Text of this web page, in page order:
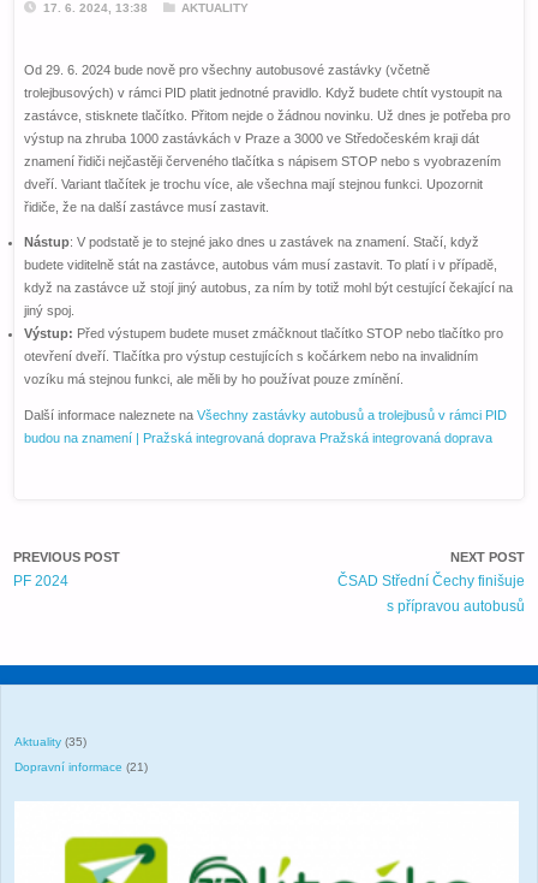
17. 6. 2024, 13:38 AKTUALITY
Od 29. 6. 2024 bude nově pro všechny autobusové zastávky (včetně
trolejbusových) v rámci PID platit jednotné pravidlo. Když budete chtít vystoupit na
zastávce, stisknete tlačítko. Přitom nejde o žádnou novinku. Už dnes je potřeba pro
výstup na zhruba 1000 zastávkách v Praze a 3000 ve Středočeském kraji dát
znamení řidiči nejčastěji červeného tlačítka s nápisem STOP nebo s vyobrazením
dveří. Variant tlačítek je trochu více, ale všechna mají stejnou funkci. Upozornit
řidiče, že na další zastávce musí zastavit.
Nástup: V podstatě je to stejné jako dnes u zastávek na znamení. Stačí, když
budete viditelně stát na zastávce, autobus vám musí zastavit. To platí i v případě,
když na zastávce už stojí jiný autobus, za ním by totiž mohl být cestující čekající na
jiný spoj.
Výstup: Před výstupem budete muset zmáčknout tlačítko STOP nebo tlačítko pro
otevření dveří. Tlačítka pro výstup cestujících s kočárkem nebo na invalidním
vozíku má stejnou funkci, ale měli by ho používat pouze zmínění.
Další informace naleznete naVšechny zastávky autobusů a trolejbusů v rámci PID
budou na znamení | Pražská integrovaná doprava Pražská integrovaná doprava
PREVIOUS POST
PF 2024
NEXT POST
ČSAD Střední Čechy finišuje
s přípravou autobusů
Aktuality(35)
Dopravní informace (21)